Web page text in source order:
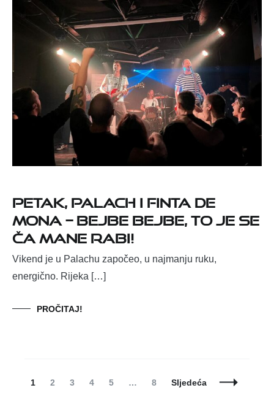
Petak, Palach i Finta de
Mona – bejbe bejbe, to je se
ča mane rabi!
Vikend je u Palachu započeo, u najmanju ruku,
energično. Rijeka […]
PROČITAJ!
Posts
Page
1 Page
2 Page
3 Page
4 Page
5 … Page
8 Sljedeća